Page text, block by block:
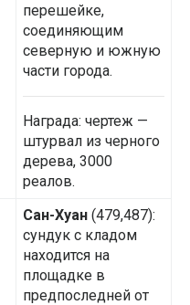
перешейке,
соединяющим
северную и южную
части города.
Награда: чертеж —
штурвал из черного
дерева, 3000
реалов.
Сан-Хуан (479,487):
сундук с кладом
находится на
площадке в
предпоследней от